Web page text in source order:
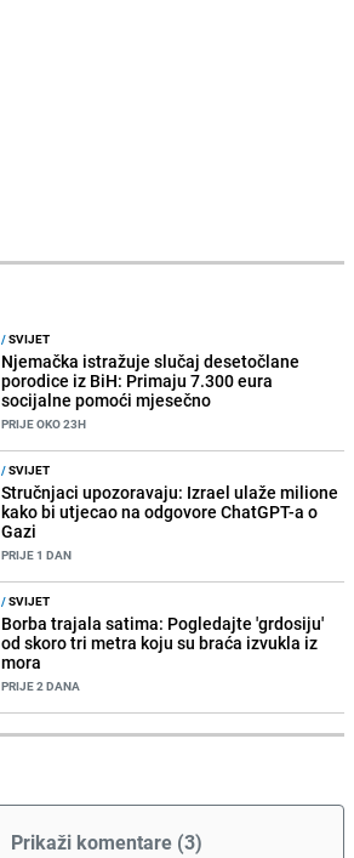
/SVIJET
Njemačka istražuje slučaj desetočlane
porodice iz BiH: Primaju 7.300 eura
socijalne pomoći mjesečno
PRIJE OKO 23H
/SVIJET
Stručnjaci upozoravaju: Izrael ulaže milione
kako bi utjecao na odgovore ChatGPT-a o
Gazi
PRIJE 1 DAN
/SVIJET
Borba trajala satima: Pogledajte 'grdosiju'
od skoro tri metra koju su braća izvukla iz
mora
PRIJE 2 DANA
Prikaži komentare (3)